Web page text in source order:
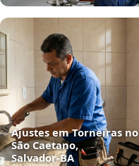
Ajustes em Torneiras no
São Caetano,
Salvador‑BA